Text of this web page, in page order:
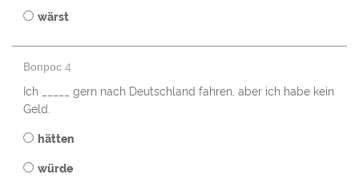
wärst
Вопрос 4
Ich _____ gern nach Deutschland fahren, aber ich habe kein
Geld.
hätten
würde